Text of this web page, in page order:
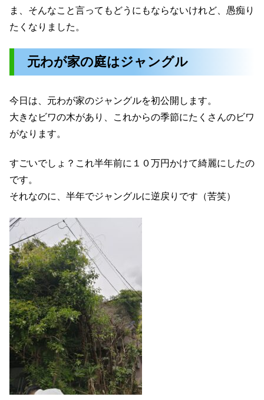
ま、そんなこと言ってもどうにもならないけれど、愚痴り
たくなりました。
元わが家の庭はジャングル
今日は、元わが家のジャングルを初公開します。
大きなビワの木があり、これからの季節にたくさんのビワ
がなります。
すごいでしょ？これ半年前に１０万円かけて綺麗にしたの
です。
それなのに、半年でジャングルに逆戻りです（苦笑）